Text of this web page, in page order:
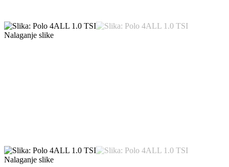
Nalaganje slike
Nalaganje slike